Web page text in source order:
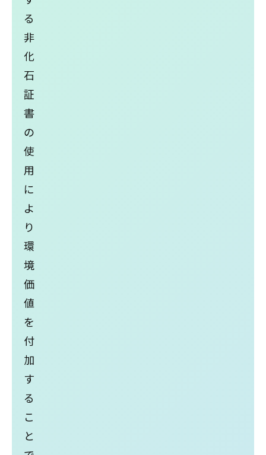
る
⾮
化
⽯
証
書
の
使
⽤
に
よ
り
環
境
価
値
を
付
加
す
る
こ
と